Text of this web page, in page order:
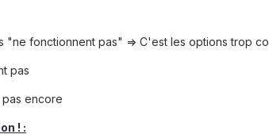
"ne fonctionnent pas" => C'est les options trop
pas
encore
! :